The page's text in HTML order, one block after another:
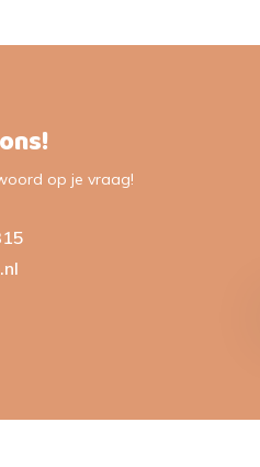
op je vraag!